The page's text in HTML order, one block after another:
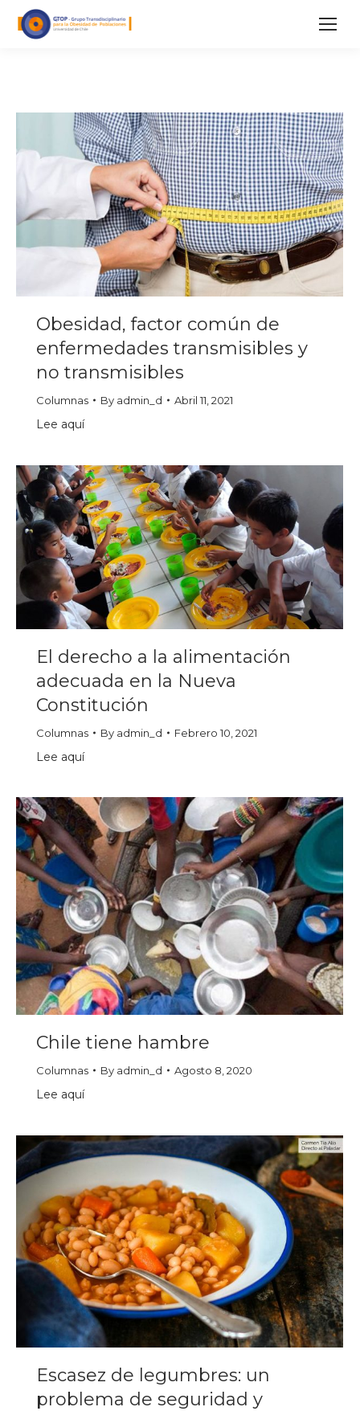
Obesidad, factor común de
enfermedades transmisibles y
no transmisibles
Columnas By admin_d Abril 11, 2021
Lee aquí
El derecho a la alimentación
adecuada en la Nueva
Constitución
Columnas By admin_d Febrero 10, 2021
Lee aquí
Chile tiene hambre
Columnas By admin_d Agosto 8, 2020
Lee aquí
Escasez de legumbres: un
problema de seguridad y